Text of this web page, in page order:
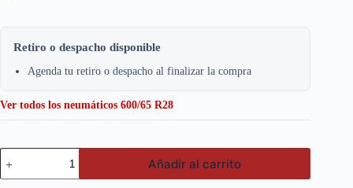
Retiro o despacho disponible
Agenda tu retiro o despacho al finalizar la compra
Ver todos los neumáticos 600/65 R28
Goodride
600/65
R28
Añadir al carrito